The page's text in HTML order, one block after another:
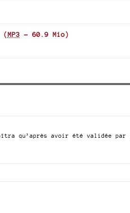
(MP3 - 60.9 Mio)
qu’après avoir été validée par